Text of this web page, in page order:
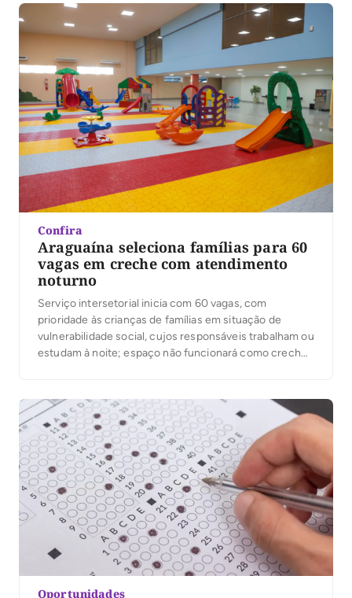
Confira
Araguaína seleciona famílias para 60
vagas em creche com atendimento
noturno
Serviço intersetorial inicia com 60 vagas, com
prioridade às crianças de famílias em situação de
vulnerabilidade social, cujos responsáveis trabalham ou
estudam à noite; espaço não funcionará como creche
Oportunidades